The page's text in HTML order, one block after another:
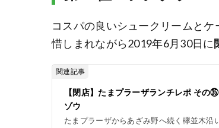
コスパの良いシュークリームと
惜しまれながら2019年6月30日に
関連記事
【閉店】たまプラーザランチレポ そ
ゾウ
たまプラーザからあざみ野へ続く欅並木沿